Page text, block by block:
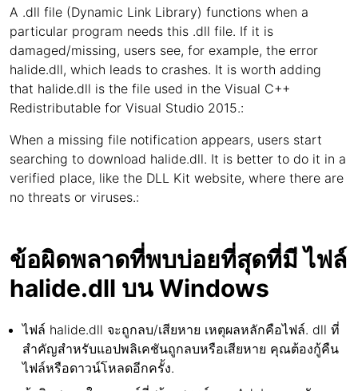
A .dll file (Dynamic Link Library) functions when a
particular program needs this .dll file. If it is
damaged/missing, users see, for example, the error
halide.dll, which leads to crashes. It is worth adding
that halide.dll is the file used in the Visual C++
Redistributable for Visual Studio 2015.:
When a missing file notification appears, users start
searching to download halide.dll. It is better to do it in a
verified place, like the DLL Kit website, where there are
no threats or viruses.:
ข้อผิดพลาดที่พบบ่อยที่สุดที่มี ไฟล์
halide.dll บน Windows
ไฟล์ halide.dll จะถูกลบ/เสียหาย เหตุผลหลักคือไฟล์. dll ที่
สำคัญสำหรับแอปพลิเคชันถูกลบหรือเสียหาย คุณต้องกู้คืน
ไฟล์หรือดาวน์โหลดอีกครั้ง.